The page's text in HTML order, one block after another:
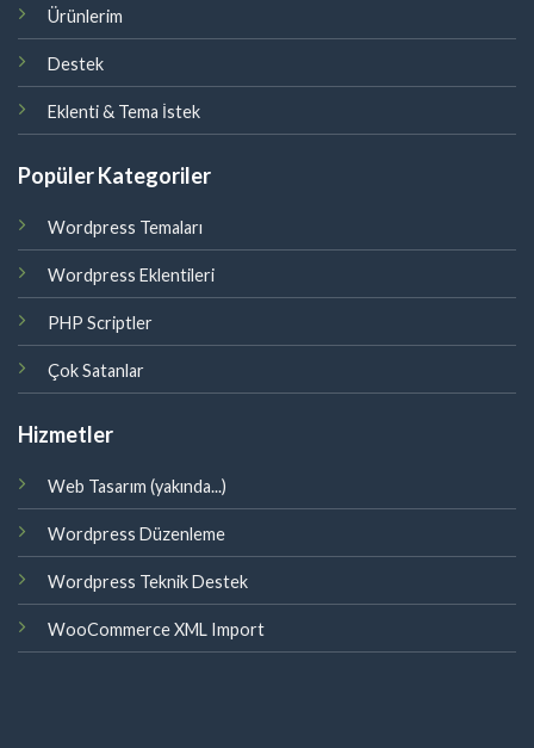
Ürünlerim
Destek
Eklenti & Tema İstek
Popüler Kategoriler
Wordpress Temaları
Wordpress Eklentileri
PHP Scriptler
Çok Satanlar
Hizmetler
Web Tasarım (yakında...)
Wordpress Düzenleme
Wordpress Teknik Destek
WooCommerce XML Import